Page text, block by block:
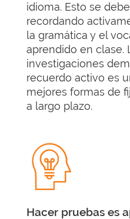
idioma. Esto se
recordando
la gramática y el
aprendido en clase.
investigaciones
recuerdo activo es
mejores formas de
a largo plazo.
Hacer pruebas es